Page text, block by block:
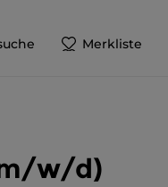
Merkliste
w/d)